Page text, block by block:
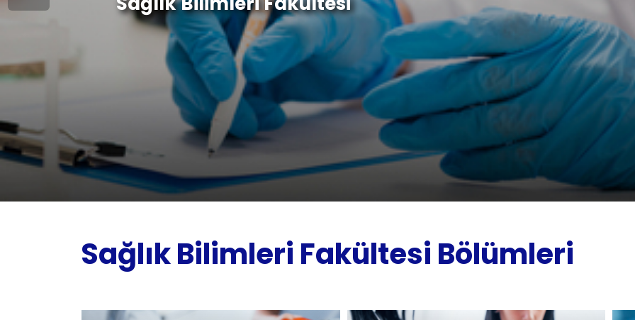
Sağlık Bilimleri Fakültesi Bölümleri